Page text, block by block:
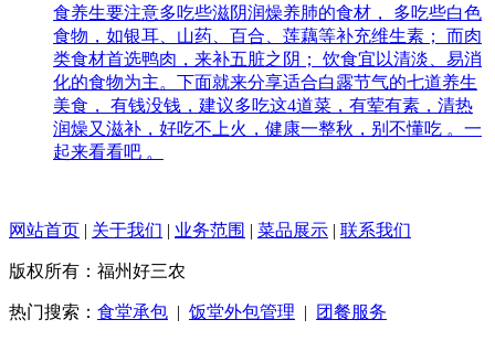
食养生要注意多吃些滋阴润燥养肺的食材， 多吃些白色
食物，如银耳、山药、百合、莲藕等补充维生素； 而肉
类食材首选鸭肉，来补五脏之阴； 饮食宜以清淡、易消
化的食物为主。下面就来分享适合白露节气的七道养生
美食， 有钱没钱，建议多吃这4道菜，有荤有素，清热
润燥又滋补，好吃不上火，健康一整秋，别不懂吃 。一
起来看看吧 。
网站首页 | 关于我们 | 业务范围 | 菜品展示 | 联系我们
版权所有：福州好三农
热门搜索： 食堂承包 | 饭堂外包管理 | 团餐服务